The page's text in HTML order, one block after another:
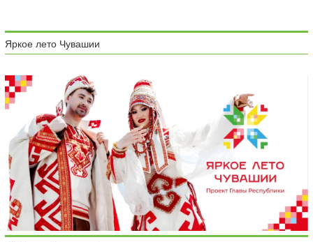
Яркое лето Чувашии